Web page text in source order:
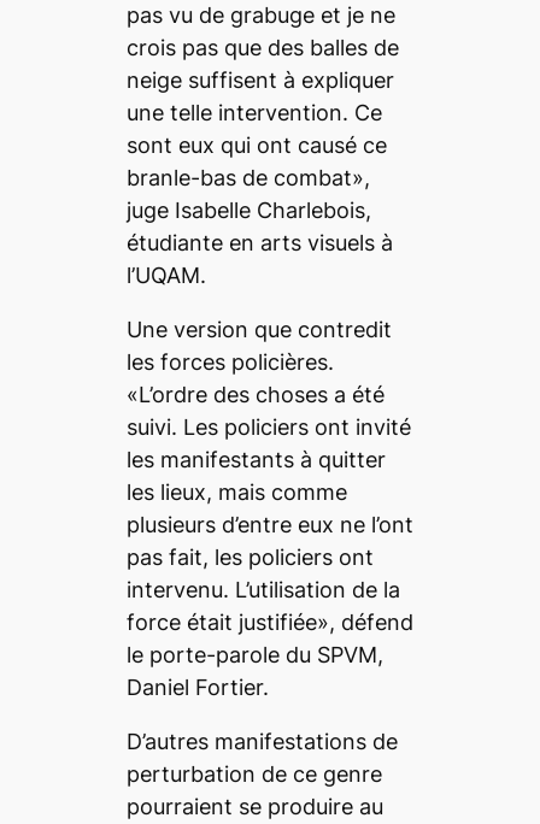
pas vu de grabuge et je ne
crois pas que des balles de
neige suffisent à expliquer
une telle intervention. Ce
sont eux qui ont causé ce
branle-bas de combat»,
juge Isabelle Charlebois,
étudiante en arts visuels à
l’UQAM.
Une version que contredit
les forces policières.
«L’ordre des choses a été
suivi. Les policiers ont invité
les manifestants à quitter
les lieux, mais comme
plusieurs d’entre eux ne l’ont
pas fait, les policiers ont
intervenu. L’utilisation de la
force était justifiée», défend
le porte-parole du SPVM,
Daniel Fortier.
D’autres manifestations de
perturbation de ce genre
pourraient se produire au